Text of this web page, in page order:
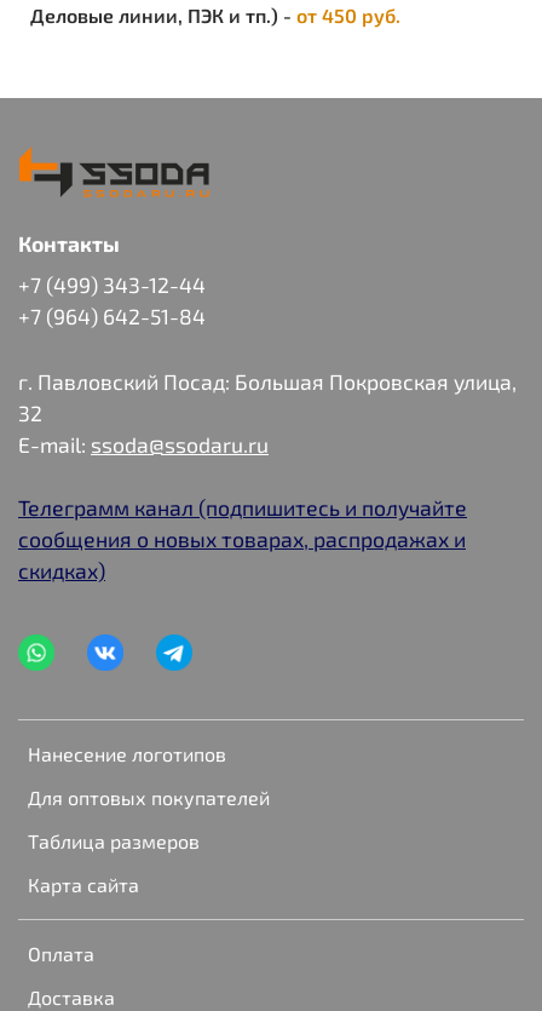
Деловые линии, ПЭК и тп.) - от 450 руб.
Нанесение логотипов
Для оптовых покупателей
Таблица размеров
Карта сайта
Оплата
Доставка
Контакты
+7 (499) 343-12-44
+7 (964) 642-51-84
г. Павловский Посад: Большая Покровская улица,
32
E-mail: ssoda@ssodaru.ru
Телеграмм канал (подпишитесь и получайте
сообщения о новых товарах, распродажах и
скидках)